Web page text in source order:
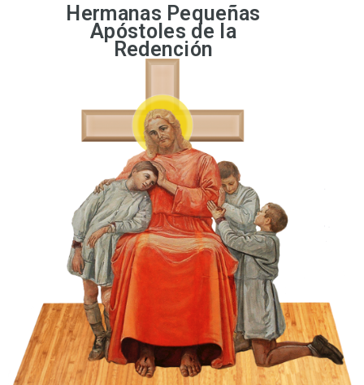
Hermanas Pequeñas
Apóstoles de la
Redención